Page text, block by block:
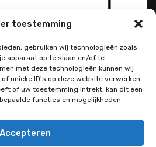
toestemming
gebruiken wij technologieën zoals
apparaat op te slaan en/of te
met deze technologieën kunnen wij
unieke ID's op deze website verwerken.
of uw toestemming intrekt, kan dit een
functies en mogelijkheden.
Accepteren